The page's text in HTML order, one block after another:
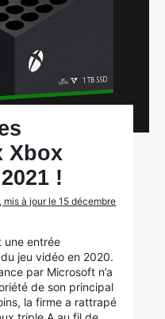
Xbox
!
mis à jour le 15 décembre
une entrée
jeu vidéo en 2020.
par Microsoft n’a
de son principal
la firme a rattrapé